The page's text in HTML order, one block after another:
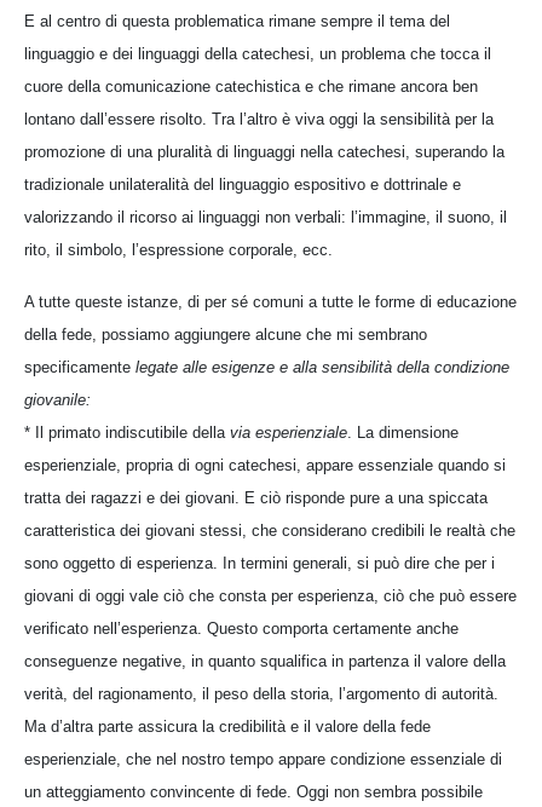
E al centro di questa problematica rimane sempre il tema del
linguaggio e dei linguaggi della catechesi, un problema che tocca il
cuore della comunicazione catechistica e che rimane ancora ben
lontano dall’essere risolto. Tra l’altro è viva oggi la sensibilità per la
promozione di una pluralità di linguaggi nella catechesi, superando la
tradizionale unilateralità del linguaggio espositivo e dottrinale e
valorizzando il ricorso ai linguaggi non verbali: l’immagine, il suono, il
rito, il simbolo, l’espressione corporale, ecc.
A tutte queste istanze, di per sé comuni a tutte le forme di educazione
della fede, possiamo aggiungere alcune che mi sembrano
specificamente legate alle esigenze e alla sensibilità della condizione
giovanile:
* Il primato indiscutibile della via esperienziale . La dimensione
esperienziale, propria di ogni catechesi, appare essenziale quando si
tratta dei ragazzi e dei giovani. E ciò risponde pure a una spiccata
caratteristica dei giovani stessi, che considerano credibili le realtà che
sono oggetto di esperienza. In termini generali, si può dire che per i
giovani di oggi vale ciò che consta per esperienza, ciò che può essere
verificato nell’esperienza. Questo comporta certamente anche
conseguenze negative, in quanto squalifica in partenza il valore della
verità, del ragionamento, il peso della storia, l’argomento di autorità.
Ma d’altra parte assicura la credibilità e il valore della fede
esperienziale, che nel nostro tempo appare condizione essenziale di
un atteggiamento convincente di fede. Oggi non sembra possibile